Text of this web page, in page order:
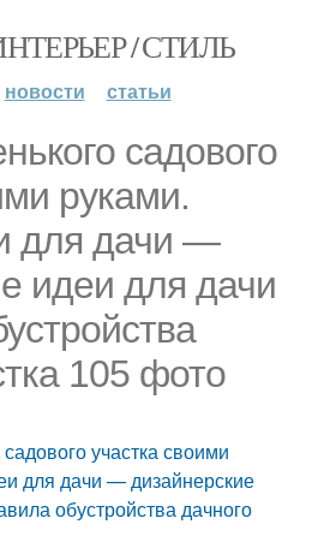
/ СТИЛЬ
новости статьи
садового
руками.
для дачи —
идеи для дачи
105 фото
участка своими
для дачи — дизайнерские
обустройства дачного